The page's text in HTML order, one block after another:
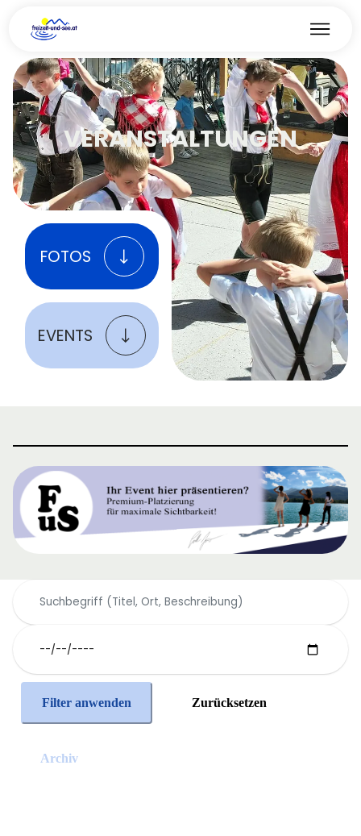
VERANSTALTUNGEN
FOTOS
EVENTS
Filter anwenden Zurücksetzen
Archiv